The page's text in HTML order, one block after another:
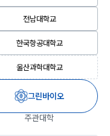
전남대학교
한국항공대학교
울산과학대학교
그린바이오
주관대학